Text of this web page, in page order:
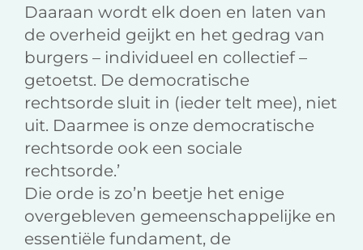
Daaraan wordt elk doen en laten van
de overheid geijkt en het gedrag van
burgers – individueel en collectief –
getoetst. De democratische
rechtsorde sluit in (ieder telt mee), niet
uit. Daarmee is onze democratische
rechtsorde ook een sociale
rechtsorde.’
Die orde is zo’n beetje het enige
overgebleven gemeenschappelijke en
essentiële fundament, de